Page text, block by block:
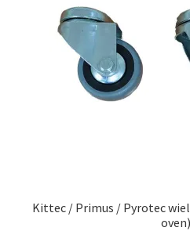
Kittec / Primus / Pyrotec
oven)